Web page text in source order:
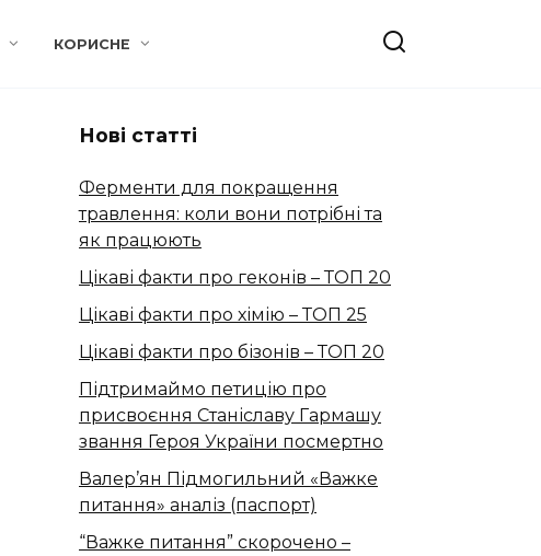
КОРИСНЕ
Нові статті
Ферменти для покращення
травлення: коли вони потрібні та
як працюють
Цікаві факти про геконів – ТОП 20
Цікаві факти про хімію – ТОП 25
Цікаві факти про бізонів – ТОП 20
Підтримаймо петицію про
присвоєння Станіславу Гармашу
звання Героя України посмертно
Валер’ян Підмогильний «Важке
питання» аналіз (паспорт)
“Важке питання” скорочено –